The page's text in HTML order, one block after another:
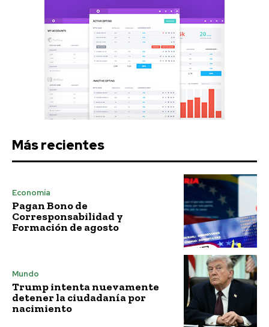
Más recientes
Economía
Pagan Bono de
Corresponsabilidad y
Formación de agosto
Mundo
Trump intenta nuevamente
detener la ciudadanía por
nacimiento